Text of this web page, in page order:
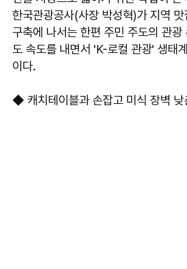
한국관광공사(사장 박성혁)가 지역
구축에 나서는 한편 주민 주도의 관광
도 속도를 내면서 'K-로컬 관광' 생태
이다.
◆ 캐치테이블과 손잡고 미식 장벽 낮